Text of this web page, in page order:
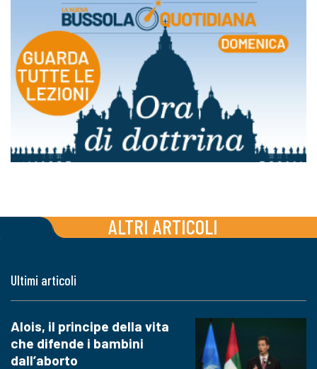
ALTRI ARTICOLI
Ultimi articoli
Alois, il principe della vita
che difende i bambini
dall’aborto